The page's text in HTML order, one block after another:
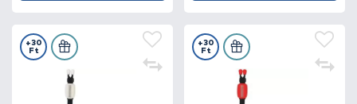
+30
Ft
+30
Ft